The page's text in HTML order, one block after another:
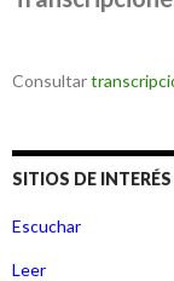
Consultar
SITIOS DE INTERÉS
Escuchar
Leer